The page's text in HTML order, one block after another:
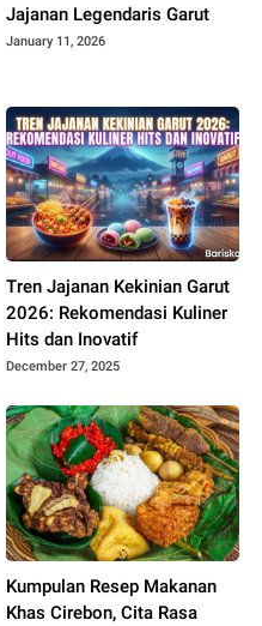
Jajanan Legendaris Garut
January 11, 2026
Tren Jajanan Kekinian Garut
2026: Rekomendasi Kuliner
Hits dan Inovatif
December 27, 2025
Kumpulan Resep Makanan
Khas Cirebon, Cita Rasa